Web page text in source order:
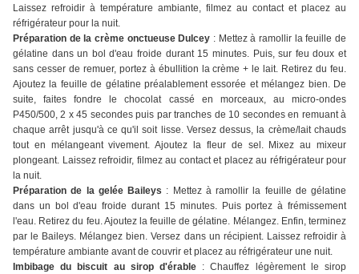
Laissez refroidir à température ambiante, filmez au contact et placez au
réfrigérateur pour la nuit.
Préparation de la crème onctueuse Dulcey : Mettez à ramollir la feuille de
gélatine dans un bol d'eau froide durant 15 minutes. Puis, sur feu doux et
sans cesser de remuer, portez à ébullition la crème + le lait. Retirez du feu.
Ajoutez la feuille de gélatine préalablement essorée et mélangez bien. De
suite, faites fondre le chocolat cassé en morceaux, au micro-ondes
P450/500, 2 x 45 secondes puis par tranches de 10 secondes en remuant à
chaque arrêt jusqu'à ce qu'il soit lisse. Versez dessus, la crème/lait chauds
tout en mélangeant vivement. Ajoutez la fleur de sel. Mixez au mixeur
plongeant. Laissez refroidir, filmez au contact et placez au réfrigérateur pour
la nuit.
Préparation de la gelée Baileys : Mettez à ramollir la feuille de gélatine
dans un bol d'eau froide durant 15 minutes. Puis portez à frémissement
l'eau. Retirez du feu. Ajoutez la feuille de gélatine. Mélangez. Enfin, terminez
par le Baileys. Mélangez bien. Versez dans un récipient. Laissez refroidir à
température ambiante avant de couvrir et placez au réfrigérateur une nuit.
Imbibage du biscuit au sirop d'érable : Chauffez légèrement le sirop